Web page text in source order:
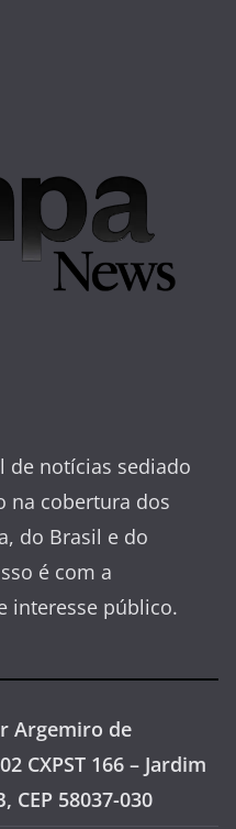
de notícias sediado
na cobertura dos
do Brasil e do
é com a
interesse público.
Argemiro de
CXPST 166 – Jardim
CEP 58037-030